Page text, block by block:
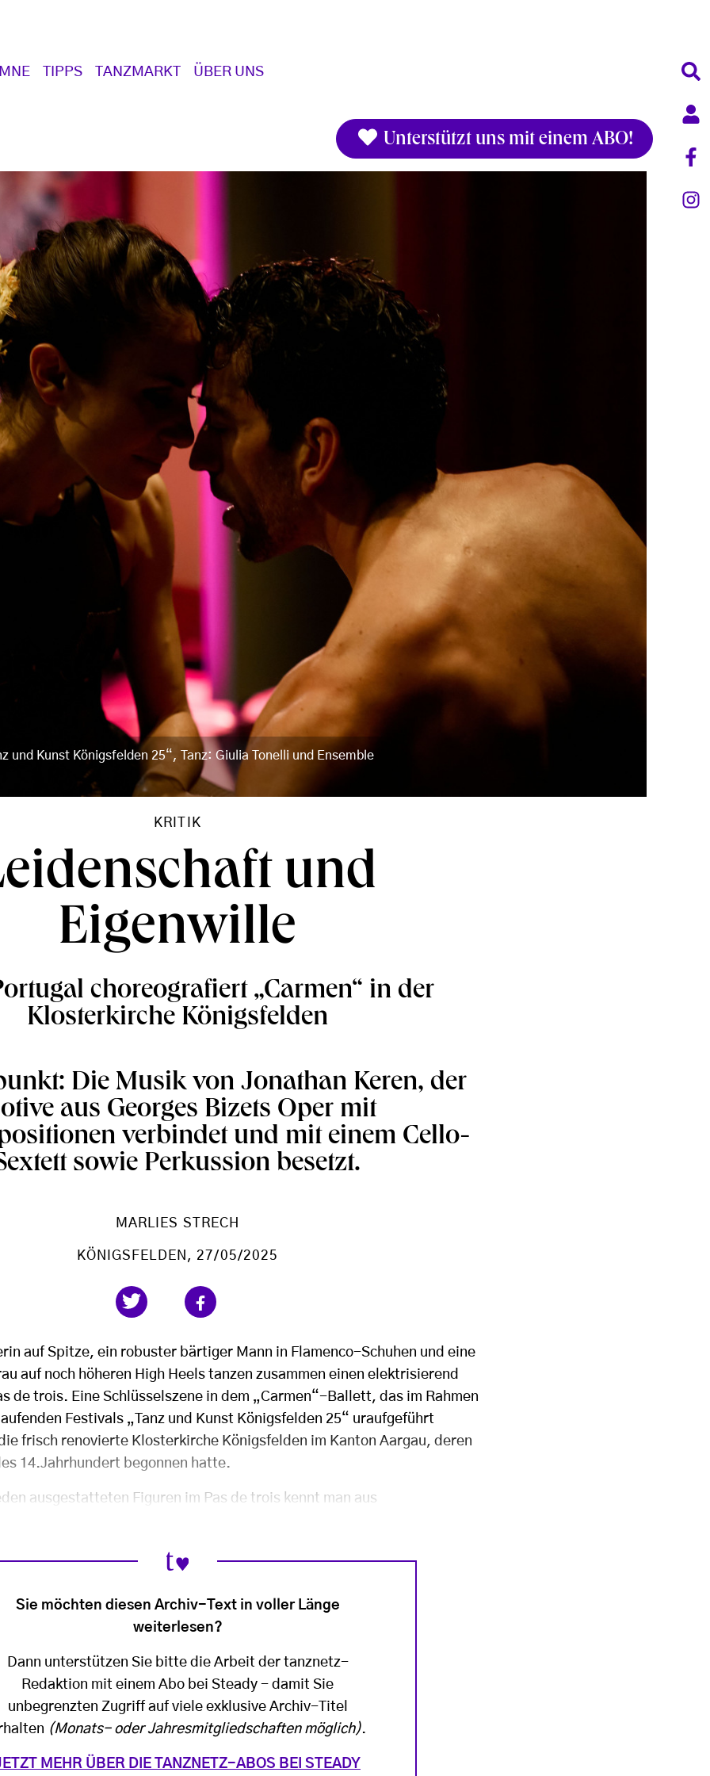
TIPPS TANZMARKT ÜBER UNS
Unterstützt uns mit einem ABO!
und Kunst Königsfelden 25“, Tanz: Giulia Tonelli und Ensemble
KRITIK
und
Eigenwille
choreografiert „Carmen“ in der
Klosterkirche Königsfelden
Die Musik von Jonathan Keren, der
aus Georges Bizets Oper mit
verbindet und mit einem Cello-
sowie Perkussion besetzt.
MARLIES STRECH
KÖNIGSFELDEN , 27/05/2025
auf Spitze, ein robuster bärtiger Mann in Flamenco-Schuhen und eine
auf noch höheren High Heels tanzen zusammen einen elektrisierend
de trois. Eine Schlüsselszene in dem „Carmen“-Ballett, das im Rahmen
Festivals „Tanz und Kunst Königsfelden 25“ uraufgeführt
frisch renovierte Klosterkirche Königsfelden im Kanton Aargau, deren
14.Jahrhundert begonnen hatte.
ausgestatteten Figuren im Pas de trois kennt man aus
Sie möchten diesen Archiv-Text in voller Länge
weiterlesen?
Dann unterstützen Sie bitte die Arbeit der tanznetz-
Redaktion mit einem Abo bei Steady - damit Sie
unbegrenzten Zugriff auf viele exklusive Archiv-Titel
(Monats- oder Jahresmitgliedschaften möglich).
MEHR ÜBER DIE TANZNETZ-ABOS BEI STEADY